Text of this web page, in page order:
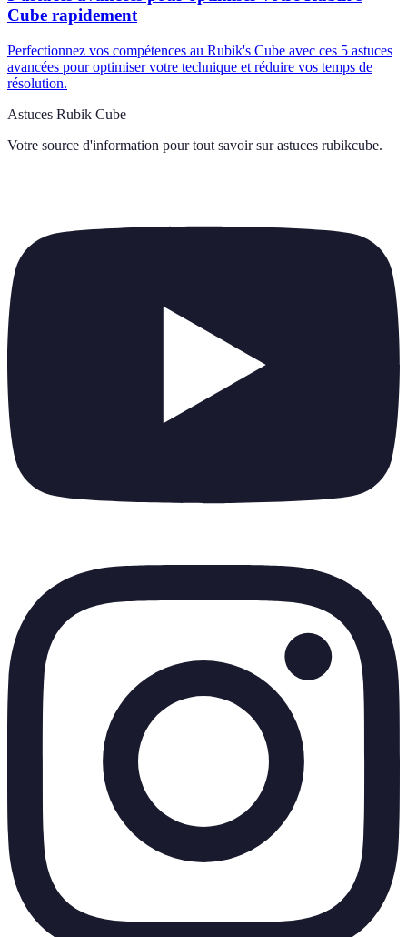
Cube rapidement
Perfectionnez vos compétences au Rubik's Cube avec ces 5 astuces
avancées pour optimiser votre technique et réduire vos temps de
résolution.
Astuces Rubik Cube
Votre source d'information pour tout savoir sur astuces rubikcube.